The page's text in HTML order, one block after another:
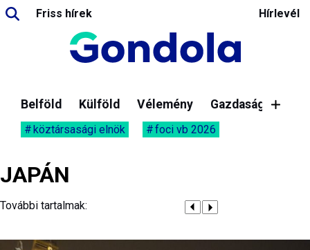
Friss hírek Hírlevél
Belföld Külföld Vélemény Gazdaság
köztársasági elnök foci vb 2026
JAPÁN
További tartalmak: